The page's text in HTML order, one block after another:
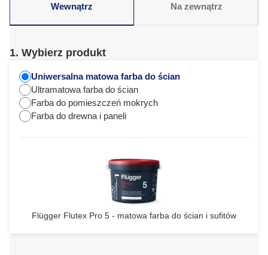
Wewnątrz Na zewnątrz
1. Wybierz produkt
Uniwersalna matowa farba do ścian
Ultramatowa farba do ścian
Farba do pomieszczeń mokrych
Farba do drewna i paneli
Flügger Flutex Pro 5 - matowa farba do ścian i sufitów